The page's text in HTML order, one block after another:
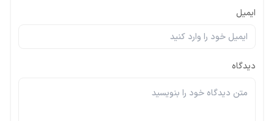
ایمیل
دیدگاه